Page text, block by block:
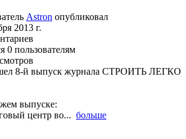
Astron опубликовал
2013 г.
0 пользователям
8-й выпуск журнала СТРОИТЬ ЛЕГКО
выпуске:
центр во... больше